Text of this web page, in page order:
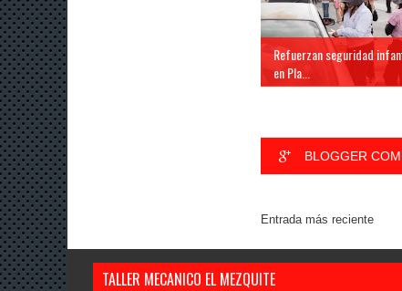
Refuerzan seguridad
en Pla...
BLOGGER
Entrada más reciente
TALLER MECANICO EL MEZQUITE